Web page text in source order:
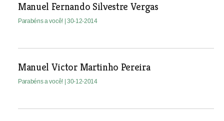
Manuel Fernando Silvestre Vergas
Parabéns a você! | 30-12-2014
Manuel Victor Martinho Pereira
Parabéns a você! | 30-12-2014